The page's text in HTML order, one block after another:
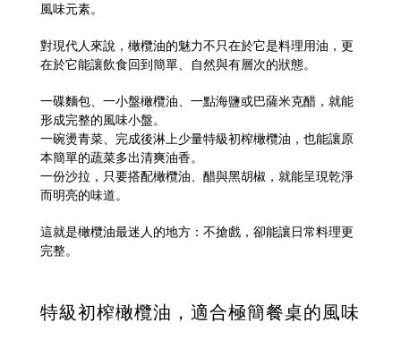
風味元素。
對現代人來說，橄欖油的魅力不只在於它是料理用油，更
在於它能讓飲食回到簡單、自然與有層次的狀態。
一碟麵包、一小盤橄欖油、一點海鹽或巴薩米克醋，就能
形成完整的風味小盤。
一碗燙青菜、完成後淋上少量特級初榨橄欖油，也能讓原
本簡單的蔬菜多出清爽油香。
一份沙拉，只要搭配橄欖油、醋與黑胡椒，就能呈現乾淨
而明亮的味道。
這就是橄欖油最迷人的地方：不搶戲，卻能讓日常料理更
完整。
特級初榨橄欖油，適合極簡餐桌的風味